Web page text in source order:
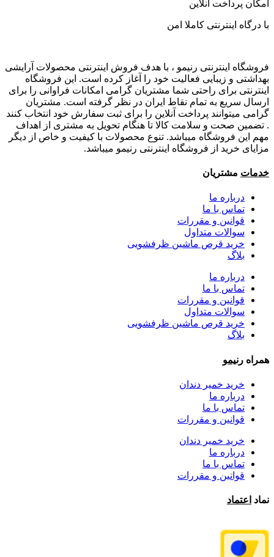
امکان پرداخت آنلاین
با درگاه اینترنتی کاملا امن
فروشگاه اینترنتی رنیمو ، با هدف فروش اینترنتی محصولات آرایشی
بهداشتی و زیبایی فعالیت خود را آغاز کرده است. این فروشگاه
اینترنتی برای راحتی شما مشتریان گرامی امکانات فراوانی را برای
ارسال سریع به تمام نقاط ایران در نظر گرفته است. مشتریان
گرامی میتوانند پرداخت آنلاین را برای ثبت سفارش خود انتخاب کنند
. تضمین صحت و سلامت کالا تا هنگام تحویل به مشتری از اهداف
مهم این فروشگاه میباشد. تنوع محصولات با کیفیت و خاص از دیگر
مزایای خرید از فروشگاه اینترنتی رنیمو میباشد.
خدمات مشتریان
درباره ما
تماس با ما
قوانین و مقررات
سوالات متداول
خرید قرص ماشین ظرفشویی
بلاگ
درباره ما
تماس با ما
قوانین و مقررات
سوالات متداول
خرید قرص ماشین ظرفشویی
بلاگ
همراه رنیمو
خرید خمیر دندان
درباره ما
تماس با ما
قوانین و مقررات
خرید خمیر دندان
درباره ما
تماس با ما
قوانین و مقررات
نماد اعتماد